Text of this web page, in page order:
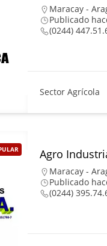
Maracay -
Publicado
(0244)
Sector Agrícola
Agro
Maracay -
Publicado
(0244)